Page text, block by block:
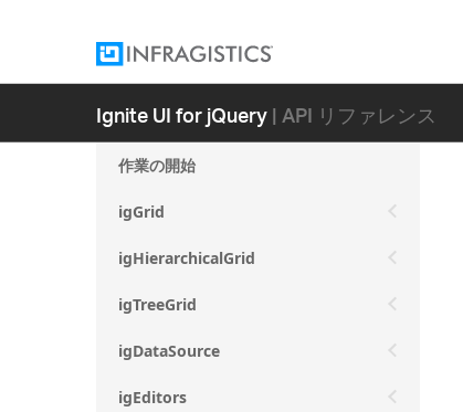
Ignite UI for jQuery| API リファレンス
作業の開始
igGrid
igHierarchicalGrid
igTreeGrid
igDataSource
igEditors